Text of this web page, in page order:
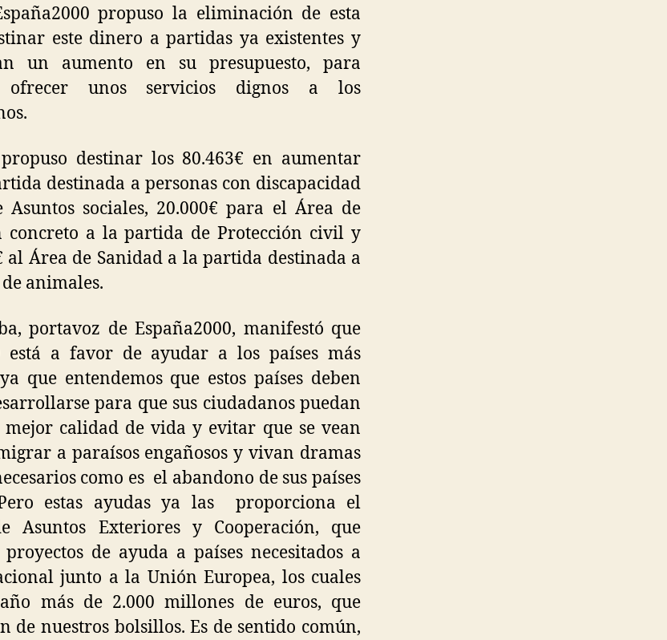
propuso la eliminación de esta
este dinero a partidas ya existentes y
un aumento en su presupuesto, para
unos servicios dignos a los
propuso destinar los 80.463€ en aumentar
destinada a personas con discapacidad
sociales, 20.000€ para el Área de
concreto a la partida de Protección civil y
al Área de Sanidad a la partida destinada a
animales.
portavoz de España2000, manifestó que
está a favor de ayudar a los países más
que entendemos que estos países deben
para que sus ciudadanos puedan
calidad de vida y evitar que se vean
a paraísos engañosos y vivan dramas
como es el abandono de sus países
estas ayudas ya las proporciona el
Asuntos Exteriores y Cooperación, que
de ayuda a países necesitados a
junto a la Unión Europea, los cuales
más de 2.000 millones de euros, que
de nuestros bolsillos. Es de sentido común,